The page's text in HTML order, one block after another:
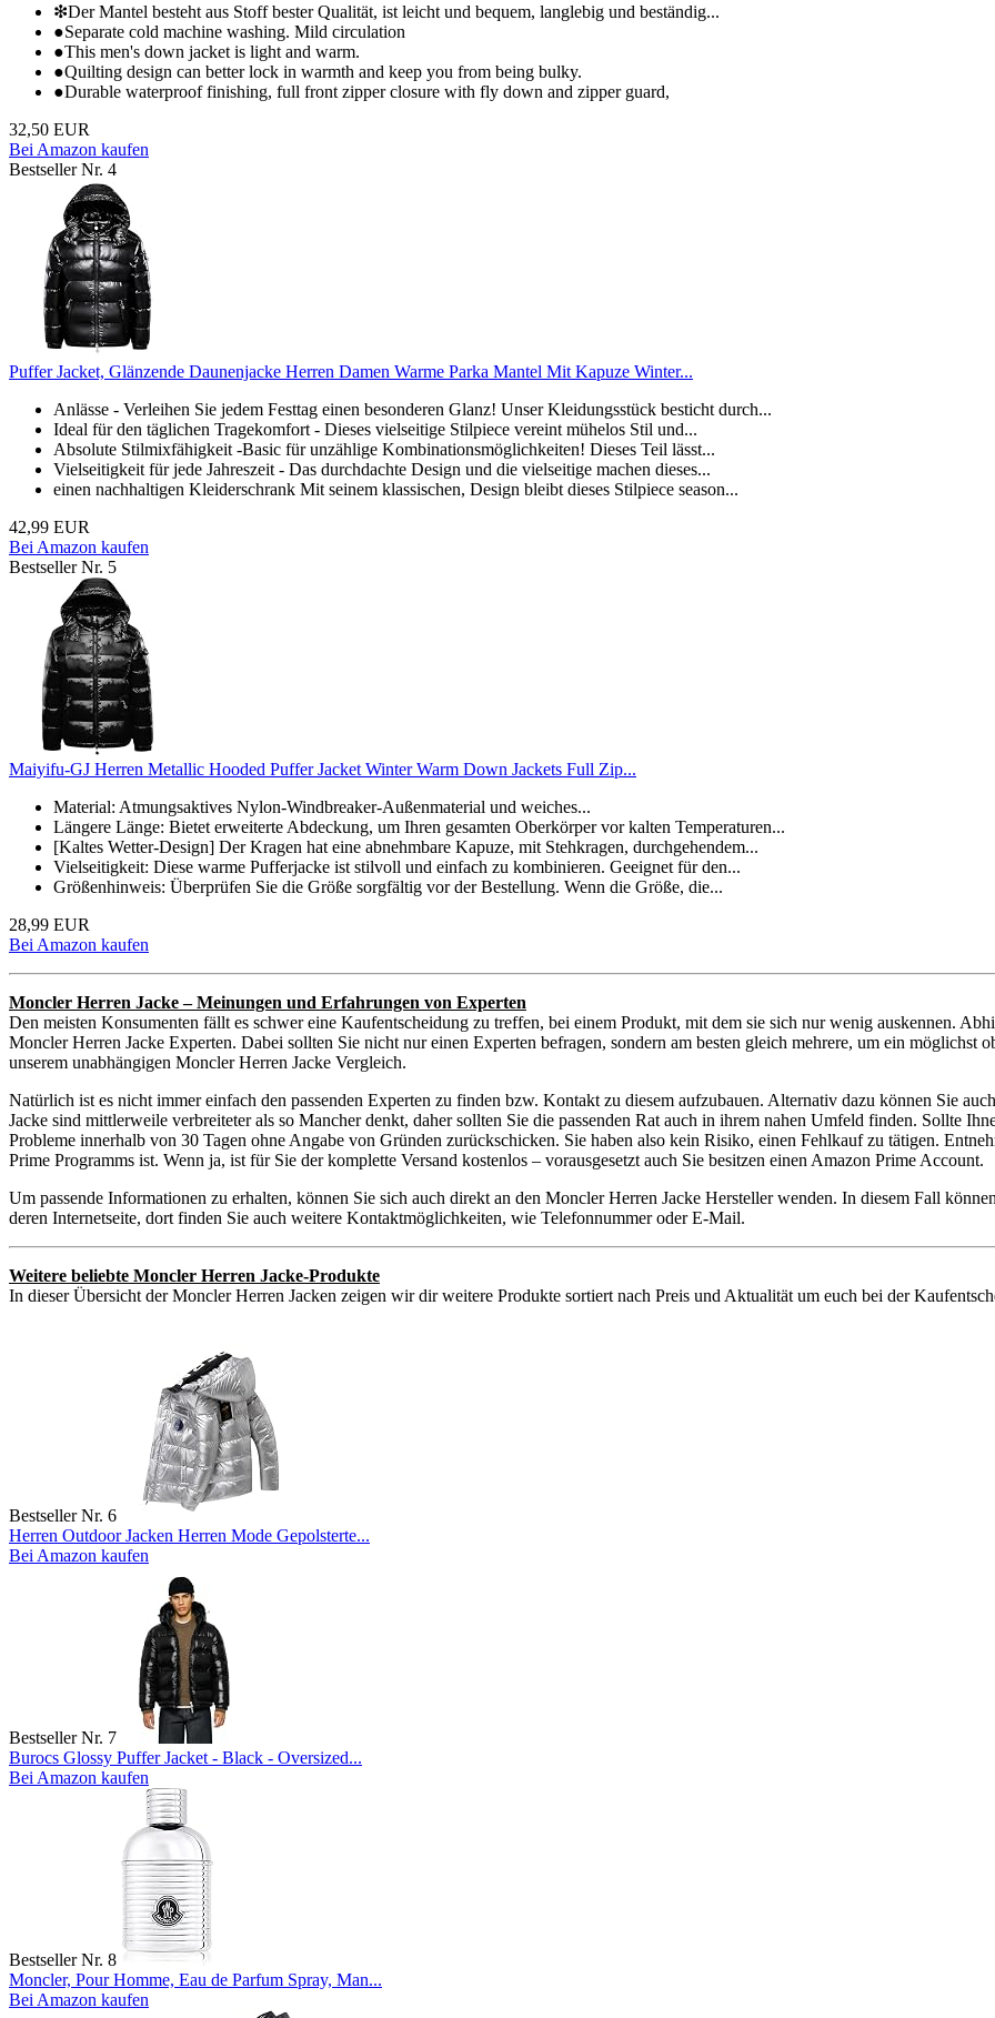
❇Der Mantel besteht aus Stoff bester Qualität, ist leicht und bequem, langlebig und beständig...
●Separate cold machine washing. Mild circulation
●This men's down jacket is light and warm.
●Quilting design can better lock in warmth and keep you from being bulky.
●Durable waterproof finishing, full front zipper closure with fly down and zipper guard,
32,50 EUR
Bei Amazon kaufen
Bestseller Nr. 4
Puffer Jacket, Glänzende Daunenjacke Herren Damen Warme Parka Mantel Mit Kapuze Winter...
Anlässe - Verleihen Sie jedem Festtag einen besonderen Glanz! Unser Kleidungsstück besticht durch...
Ideal für den täglichen Tragekomfort - Dieses vielseitige Stilpiece vereint mühelos Stil und...
Absolute Stilmixfähigkeit -Basic für unzählige Kombinationsmöglichkeiten! Dieses Teil lässt...
Vielseitigkeit für jede Jahreszeit - Das durchdachte Design und die vielseitige machen dieses...
einen nachhaltigen Kleiderschrank Mit seinem klassischen, Design bleibt dieses Stilpiece season...
42,99 EUR
Bei Amazon kaufen
Bestseller Nr. 5
Maiyifu-GJ Herren Metallic Hooded Puffer Jacket Winter Warm Down Jackets Full Zip...
Material: Atmungsaktives Nylon-Windbreaker-Außenmaterial und weiches...
Längere Länge: Bietet erweiterte Abdeckung, um Ihren gesamten Oberkörper vor kalten Temperaturen...
[Kaltes Wetter-Design] Der Kragen hat eine abnehmbare Kapuze, mit Stehkragen, durchgehendem...
Vielseitigkeit: Diese warme Pufferjacke ist stilvoll und einfach zu kombinieren. Geeignet für den...
Größenhinweis: Überprüfen Sie die Größe sorgfältig vor der Bestellung. Wenn die Größe, die...
28,99 EUR
Bei Amazon kaufen
Moncler Herren Jacke – Meinungen und Erfahrungen von Experten
Den meisten Konsumenten fällt es schwer eine Kaufentscheidung zu treffen, bei einem Produkt, mit dem sie sich nur wenig auskennen.
Moncler Herren Jacke Experten. Dabei sollten Sie nicht nur einen Experten befragen, sondern am besten gleich mehrere, um ein möglichst
unserem unabhängigen Moncler Herren Jacke Vergleich.
Natürlich ist es nicht immer einfach den passenden Experten zu finden bzw. Kontakt zu diesem aufzubauen. Alternativ dazu können Sie
Jacke sind mittlerweile verbreiteter als so Mancher denkt, daher sollten Sie die passenden Rat auch in ihrem nahen Umfeld finden. Sollte
Probleme innerhalb von 30 Tagen ohne Angabe von Gründen zurückschicken. Sie haben also kein Risiko, einen Fehlkauf zu tätigen.
Prime Programms ist. Wenn ja, ist für Sie der komplette Versand kostenlos – vorausgesetzt auch Sie besitzen einen Amazon Prime Account.
Um passende Informationen zu erhalten, können Sie sich auch direkt an den Moncler Herren Jacke Hersteller wenden. In diesem Fall
deren Internetseite, dort finden Sie auch weitere Kontaktmöglichkeiten, wie Telefonnummer oder E-Mail.
Weitere beliebte Moncler Herren Jacke-Produkte
In dieser Übersicht der Moncler Herren Jacken zeigen wir dir weitere Produkte sortiert nach Preis und Aktualität um euch bei der
Bestseller Nr. 6
Herren Outdoor Jacken Herren Mode Gepolsterte...
Bei Amazon kaufen
Bestseller Nr. 7
Burocs Glossy Puffer Jacket - Black - Oversized...
Bei Amazon kaufen
Bestseller Nr. 8
Moncler, Pour Homme, Eau de Parfum Spray, Man...
Bei Amazon kaufen